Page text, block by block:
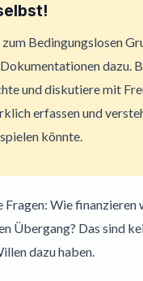
Bedingungslosen
dazu.
und diskutiere mit
erfassen und
spielen könnte.
Wie finanzieren
Übergang? Das sind
dazu haben.